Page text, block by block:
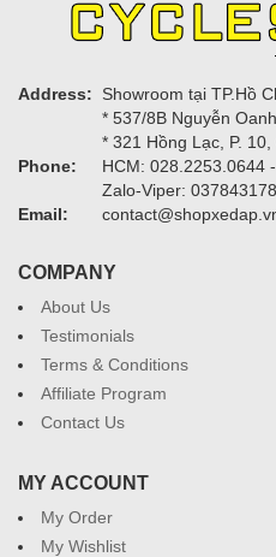
Address:
Showroom tại TP.Hồ
* 537/8B Nguyễn
* 321 Hồng Lạc, P. 10,
Phone:
HCM: 028.2253.0644
Zalo-Viper:
Email:
COMPANY
About Us
Testimonials
Terms & Conditions
Affiliate Program
Contact Us
MY ACCOUNT
My Order
My Wishlist